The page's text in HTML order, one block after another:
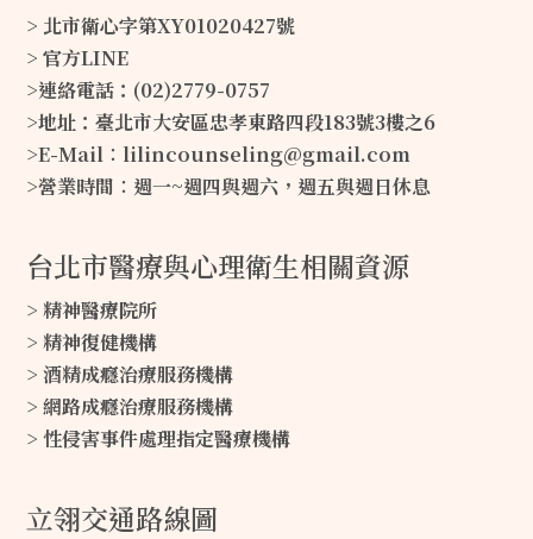
> 北市衛心字第XY01020427號
> 官方LINE
>連絡電話：(02)2779-0757
>地址：臺北市大安區忠孝東路四段183號3樓之6
>E-Mail∶lilincounseling@gmail.com
>營業時間∶週一~週四與週六，週五與週日休息
台北市醫療與心理衛生相關資源
> 精神醫療院所
> 精神復健機構
> 酒精成癮治療服務機構
> 網路成癮治療服務機構
> 性侵害事件處理指定醫療機構
立翎交通路線圖